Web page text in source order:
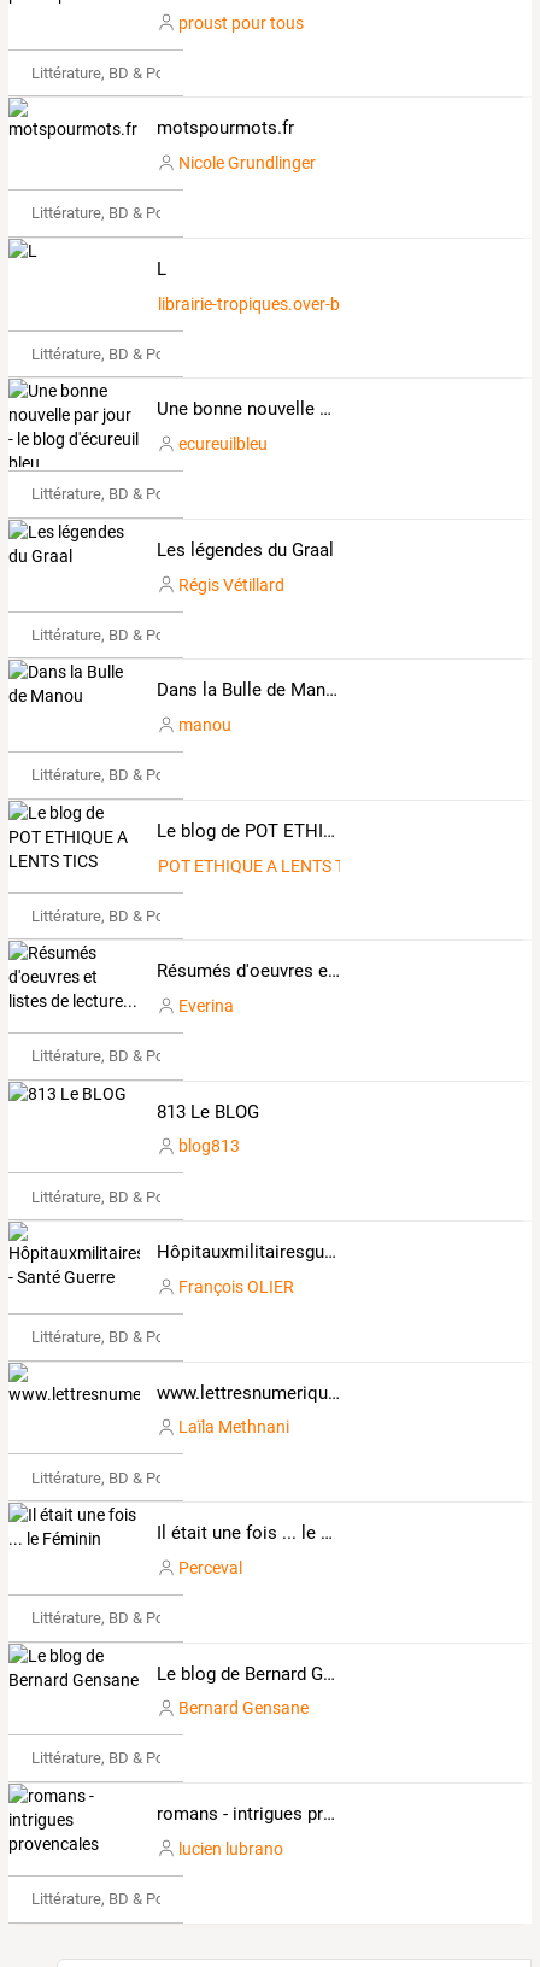
proust pour tous
Littérature, BD & Poésie
motspourmots.fr
Nicole Grundlinger
Littérature, BD & Poésie
L
librairie-tropiques.over-blog.com
Littérature, BD & Poésie
Une bonne nouvelle par jour - le blog d'écureuil bleu
ecureuilbleu
Littérature, BD & Poésie
Les légendes du Graal
Régis Vétillard
Littérature, BD & Poésie
Dans la Bulle de Manou
manou
Littérature, BD & Poésie
Le blog de POT ETHIQUE A LENTS TICS
POT ETHIQUE A LENTS TICS
Littérature, BD & Poésie
Résumés d'oeuvres et listes de lecture...
Everina
Littérature, BD & Poésie
813 Le BLOG
blog813
Littérature, BD & Poésie
Hôpitauxmilitairesguerre1418 - Santé Guerre
François OLIER
Littérature, BD & Poésie
www.lettresnumeriques.com
Laïla Methnani
Littérature, BD & Poésie
Il était une fois ... le Féminin
Perceval
Littérature, BD & Poésie
Le blog de Bernard Gensane
Bernard Gensane
Littérature, BD & Poésie
romans - intrigues provencales
lucien lubrano
Littérature, BD & Poésie